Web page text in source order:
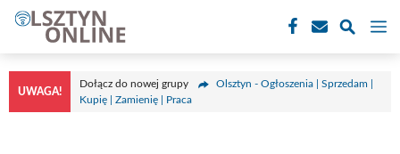
Przejdź
treści
UWAGA!
Dołącz do nowej grupy
Olsztyn - Ogłoszenia | Sprzedam |
Kupię | Zamienię | Praca